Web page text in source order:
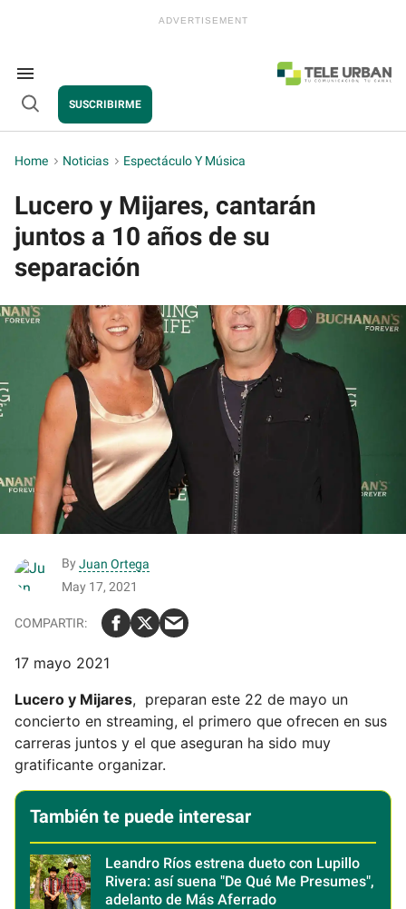
Search
&
Section
Navigation
Open
SUSCRIBIRME
Home > Noticias > Espectáculo Y Música
Lucero y Mijares, cantarán
juntos a 10 años de su
separación
By Juan Ortega
May 17, 2021
17 mayo 2021
Lucero y Mijares, preparan este 22 de mayo un
concierto en streaming, el primero que ofrecen en sus
carreras juntos y el que aseguran ha sido muy
gratificante organizar.
También te puede interesar
Leandro Ríos estrena dueto con Lupillo
Rivera: así suena "De Qué Me Presumes",
adelanto de Más Aferrado